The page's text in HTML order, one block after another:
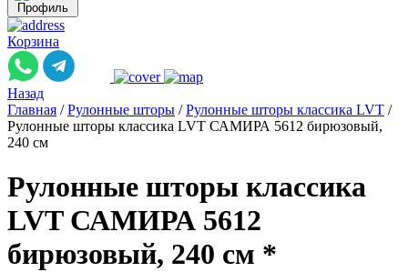
Профиль
Корзина
Назад
Главная / Рулонные шторы / Рулонные шторы классика LVT /
Рулонные шторы классика LVT САМИРА 5612 бирюзовый,
240 см
Рулонные шторы классика
LVT САМИРА 5612
бирюзовый, 240 см *